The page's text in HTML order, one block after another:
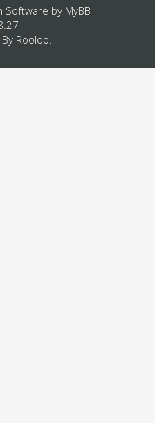
Software by MyBB
Rooloo.